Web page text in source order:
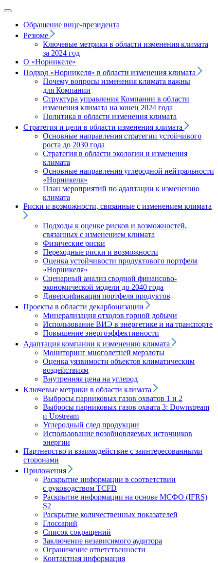
Обращение вице‑президента
Резюме
Ключевые метрики в области изменения климата
за 2024 год
О «Норникеле»
Подход «Норникеля» в области изменения климата
Почему вопросы изменения климата важны
для Компании
Структура управления Компании в области
изменения климата на конец 2024 года
Политика в области изменения климата
Стратегия и цели в области изменения климата
Основные направления стратегии устойчивого
роста до 2030 года
Стратегия в области экологии и изменения
климата
Основные направления углеродной нейтральности
«Норникеля»
План мероприятий по адаптации к изменению
климата
Риски и возможности, связанные с изменением климата
Подходы к оценке рисков и возможностей,
связанных с изменением климата
Физические риски
Переходные риски и возможности
Оценка устойчивости продуктового портфеля
«Норникеля»
Сценарный анализ сводной финансово-
экономической модели до 2040 года
Диверсификация портфеля продуктов
Проекты в области декарбонизации
Минерализация отходов горной добычи
Использование ВИЭ в энергетике и на транспорте
Повышение энергоэффективности
Адаптация компании к изменению климата
Мониторинг многолетней мерзлоты
Оценка уязвимости объектов климатическим
воздействиям
Внутренняя цена на углерод
Ключевые метрики в области климата
Выбросы парниковых газов охватов 1 и 2
Выбросы парниковых газов охвата 3: Downstream
и Upstream
Углеродный след продукции
Использование возобновляемых источников
энергии
Партнерство и взаимодействие с заинтересованными
сторонами
Приложения
Раскрытие информации в соответствии
с руководством TCFD
Раскрытие информации на основе МСФО (IFRS)
S2
Раскрытие количественных показателей
Глоссарий
Список сокращений
Заключение независимого аудитора
Ограничение ответственности
Контактная информация